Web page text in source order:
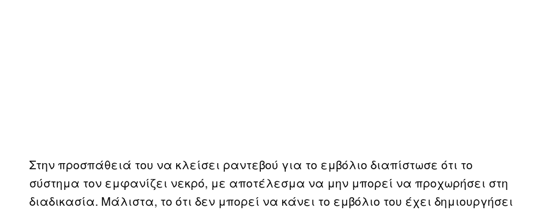
Στην προσπάθειά του να κλείσει ραντεβού για το εμβόλιο διαπίστωσε ότι το
σύστημα τον εμφανίζει νεκρό, με αποτέλεσμα να μην μπορεί να προχωρήσει στη
διαδικασία. Μάλιστα, το ότι δεν μπορεί να κάνει το εμβόλιο του έχει δημιουργήσει